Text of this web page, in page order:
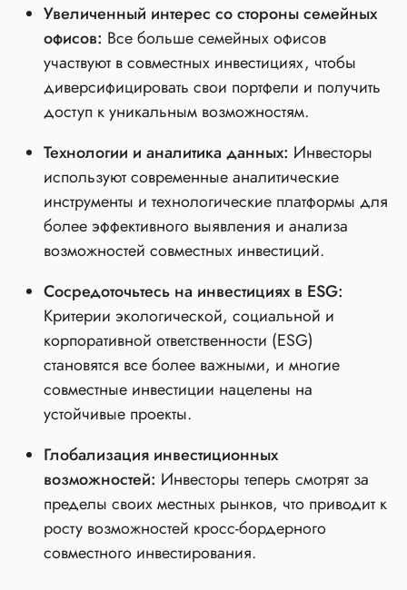
Увеличенный интерес со стороны семейных
офисов: Все больше семейных офисов
участвуют в совместных инвестициях, чтобы
диверсифицировать свои портфели и получить
доступ к уникальным возможностям.
Технологии и аналитика данных: Инвесторы
используют современные аналитические
инструменты и технологические платформы для
более эффективного выявления и анализа
возможностей совместных инвестиций.
Сосредоточьтесь на инвестициях в ESG:
Критерии экологической, социальной и
корпоративной ответственности (ESG)
становятся все более важными, и многие
совместные инвестиции нацелены на
устойчивые проекты.
Глобализация инвестиционных
возможностей: Инвесторы теперь смотрят за
пределы своих местных рынков, что приводит к
росту возможностей кросс-бордерного
совместного инвестирования.